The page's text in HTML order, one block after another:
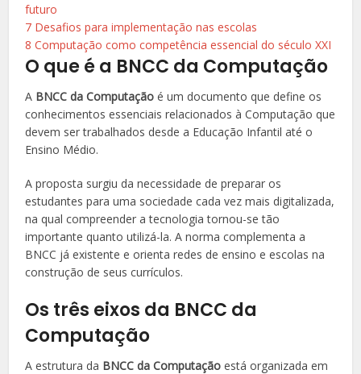
futuro
7 Desafios para implementação nas escolas
8 Computação como competência essencial do século XXI
O que é a BNCC da Computação
A BNCC da Computação é um documento que define os
conhecimentos essenciais relacionados à Computação que
devem ser trabalhados desde a Educação Infantil até o
Ensino Médio.
A proposta surgiu da necessidade de preparar os
estudantes para uma sociedade cada vez mais digitalizada,
na qual compreender a tecnologia tornou-se tão
importante quanto utilizá-la. A norma complementa a
BNCC já existente e orienta redes de ensino e escolas na
construção de seus currículos.
Os três eixos da BNCC da
Computação
A estrutura da BNCC da Computação está organizada em